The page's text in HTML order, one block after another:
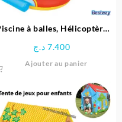
à balles, Hélicoptère
balles – Bestway
7.400 د.ج
Ajouter au panier